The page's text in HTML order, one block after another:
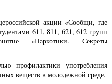
акции «Сообщи, где
611, 811, 621, 612 групп
«Наркотики. Секреты
профилактики употребления
веществ в молодежной среде.